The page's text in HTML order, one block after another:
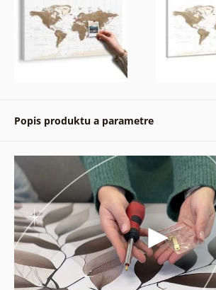
Popis produktu a parametre